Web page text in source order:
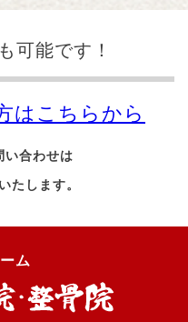
可能です！
はこちらから
い合わせは
たします。
ム